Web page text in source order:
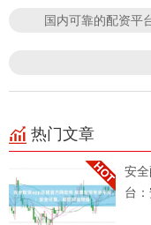
国内可靠的配资平
热门文章
安
台